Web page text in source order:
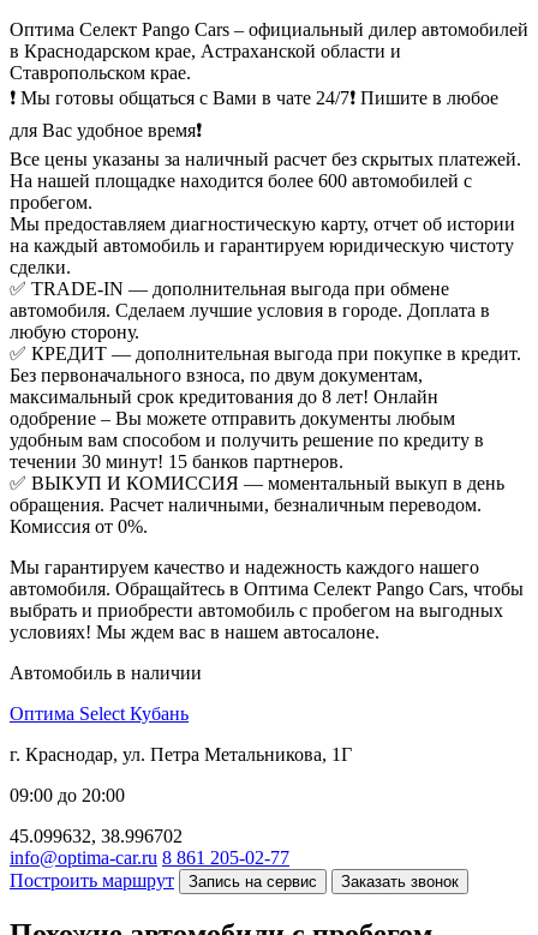
Оптима Селект Pango Cars – официальный дилер автомобилей
в Краснодарском крае, Астраханской области и
Ставропольском крае.
❗ Мы готовы общаться с Вами в чате 24/7❗ Пишите в любое
для Вас удобное время❗
Все цены указаны за наличный расчет без скрытых платежей.
На нашей площадке находится более 600 автомобилей с
пробегом.
Мы предоставляем диагностическую карту, отчет об истории
на каждый автомобиль и гарантируем юридическую чистоту
сделки.
✅ TRADE-IN — дополнительная выгода при обмене
автомобиля. Сделаем лучшие условия в городе. Доплата в
любую сторону.
✅ КРЕДИТ — дополнительная выгода при покупке в кредит.
Без первоначального взноса, по двум документам,
максимальный срок кредитования до 8 лет! Онлайн
одобрение – Вы можете отправить документы любым
удобным вам способом и получить решение по кредиту в
течении 30 минут! 15 банков партнеров.
✅ ВЫКУП И КОМИССИЯ — моментальный выкуп в день
обращения. Расчет наличными, безналичным переводом.
Комиссия от 0%.
Мы гарантируем качество и надежность каждого нашего
автомобиля. Обращайтесь в Оптима Селект Pango Cars, чтобы
выбрать и приобрести автомобиль с пробегом на выгодных
условиях! Мы ждем вас в нашем автосалоне.
Автомобиль в наличии
Оптима Select Кубань
г. Краснодар, ул. Петра Метальникова, 1Г
09:00 до 20:00
45.099632, 38.996702
info@optima-car.ru 8 861 205-02-77
Построить маршрут
Запись на сервис Заказать звонок